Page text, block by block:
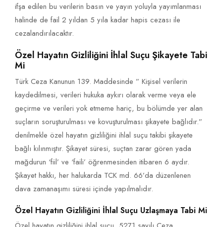
ifşa edilen bu verilerin basın ve yayın yoluyla yayımlanması
halinde de fail 2 yıldan 5 yıla kadar hapis cezası ile
cezalandırılacaktır.
Özel Hayatın Gizliliğini İhlal Suçu Şikayete Tabi
Mi
Türk Ceza Kanunun 139. Maddesinde ” Kişisel verilerin
kaydedilmesi, verileri hukuka aykırı olarak verme veya ele
geçirme ve verileri yok etmeme hariç, bu bölümde yer alan
suçların soruşturulması ve kovuşturulması şikayete bağlıdır.”
denilmekle özel hayatın gizliliğini ihlal suçu takibi şikayete
bağlı kılınmıştır. Şikayet süresi, suçtan zarar gören yada
mağdurun ‘fiil’ ve ‘faili’ öğrenmesinden itibaren 6 aydır.
Şikayet hakkı, her halukarda TCK md. 66’da düzenlenen
dava zamanaşımı süresi içinde yapılmalıdır.
Özel Hayatın Gizliliğini İhlal Suçu Uzlaşmaya Tabi Mi